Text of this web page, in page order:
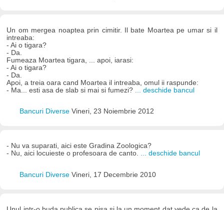
Un om mergea noaptea prin cimitir. Il bate Moartea pe umar si il
intreaba:
- Ai o tigara?
- Da.
Fumeaza Moartea tigara, ... apoi, iarasi:
- Ai o tigara?
- Da.
Apoi, a treia oara cand Moartea il intreaba, omul ii raspunde:
- Ma... esti asa de slab si mai si fumezi?
... deschide bancul
Bancuri Diverse Vineri, 23 Noiembrie 2012
- Nu va suparati, aici este Gradina Zoologica?
- Nu, aici locuieste o profesoara de canto. ... deschide bancul
Bancuri Diverse Vineri, 17 Decembrie 2010